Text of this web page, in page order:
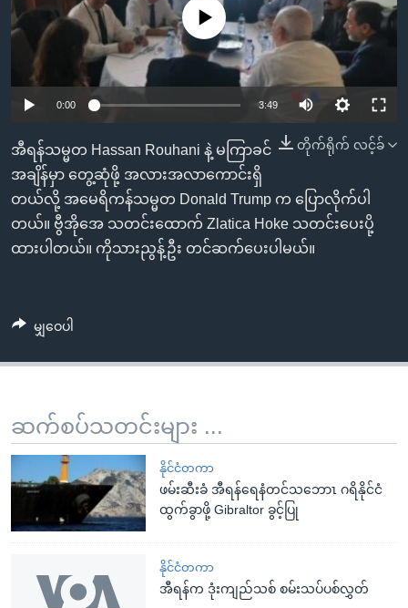
ရန်
ပင်မ
ညွန်း
စာမျက်နှာ
ကျော်
ကြည့်
ရန်
မကြေးမုံရဲ့ အင်္ဂလိပ်စာ
ရုပ်ရှင်ထဲက အင်္ဂလိပ်စာ
သုတပဒေသာ အင်္ဂလိပ်စာ
ရေဒီယို
တီဗွီ
ရေဒီယိုနှင့်ရုပ်သံ အချက်အလက်များ
ရေဒီယို/တီဗွီအစီအစဉ်
Learning English
ဗွီအိုအေ လူမှုကွန်ယက်များ
ဘာသာစကားများ
No media source currently available
0:00 3:49
တိုက်ရိုက် လင့်ခ်
အီရန်သမ္မတ Hassan Rouhani နဲ့ မကြာခင်
အချိန်မှာ တွေ့ဆုံဖို့ အလားအလာကောင်းရှိ
တယ်လို့ အမေရိကန်သမ္မတ Donald Trump က ပြောလိုက်ပါ
တယ်။ ဗွီအိုအေ သတင်းထောက် Zlatica Hoke သတင်းပေးပို့
ထားပါတယ်။ ကိုသားညွန့်ဦး တင်ဆက်ပေးပါမယ်။
မျှဝေပါ
ဆက်စပ်သတင်းများ ...
နိုင်ငံတကာ
ဖမ်းဆီးခံ အီရန်ရေနံတင်သဘောၤ ဂရိနိုင်ငံ
ထွက်ခွာဖို့ Gibraltor ခွင့်ပြု
နိုင်ငံတကာ
အီရန်က ဒုံးကျည်သစ် စမ်းသပ်ပစ်လွှတ်